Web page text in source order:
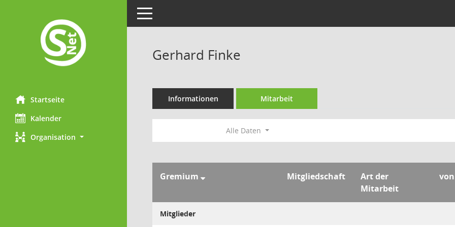
Startseite
Kalender
Organisation
Toggle navigation
Gerhard Finke
Informationen Mitarbeit
Alle Daten
Gremium Mitgliedschaft
Art der
Mitarbeit
von
Mitglieder